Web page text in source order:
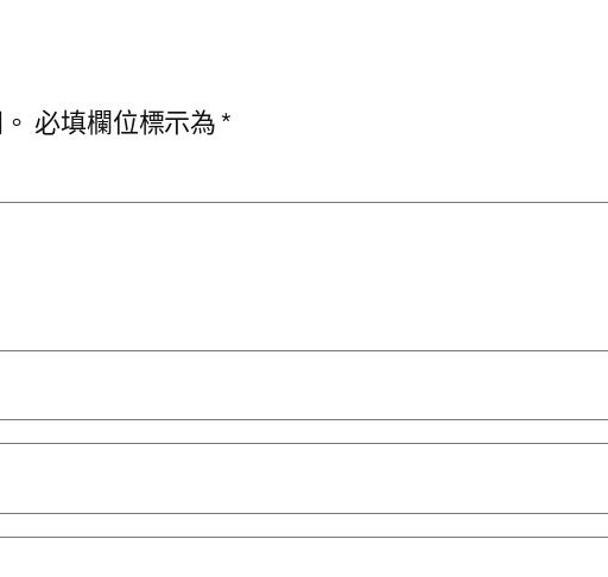
必填欄位標示為*